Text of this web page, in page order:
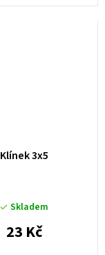
Klínek 3x5
Skladem
23 Kč